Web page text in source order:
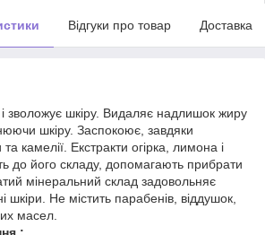
Відгуки про товар Доставка
і зволожує шкіру. Видаляє надлишок жиру
шкіру. Заспокоює, завдяки
камелії. Екстракти огірка, лимона і
до його складу, допомагають прибрати
мінеральний склад задовольняє
шкіри. Не містить парабенів, віддушок,
масел.
: